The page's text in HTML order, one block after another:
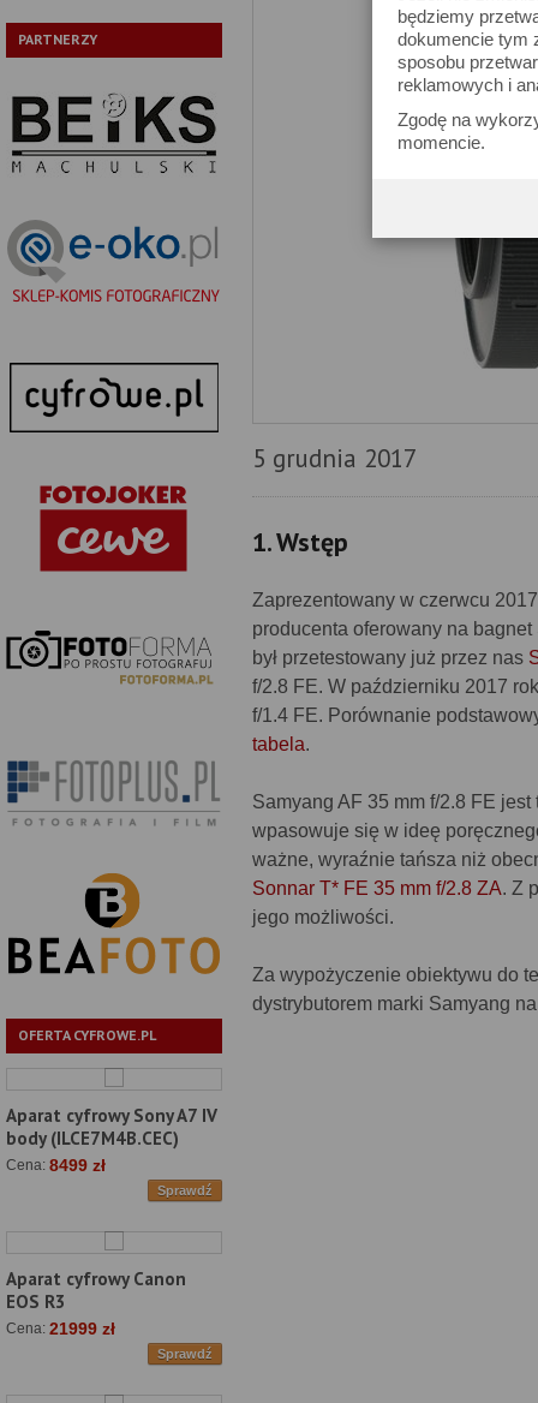
będziemy
dokumencie tym
sposobu
reklamowych i
Zgodę na
momencie.
PARTNERZY
OFERTA CYFROWE.PL
Aparat cyfrowy Sony A7 IV
body (ILCE7M4B.CEC)
Cena: 8499 zł
Sprawdź
Aparat cyfrowy Canon
EOS R3
Cena: 21999 zł
Sprawdź
5 grudnia 2017
1. Wstęp
Zaprezentowany w czerwcu
producenta oferowany na
był przetestowany już przez nas
f/2.8 FE. W październiku 2017
f/1.4 FE. Porównanie
tabela.
Samyang AF 35 mm f/2.8 FE
wpasowuje się w ideę
ważne, wyraźnie tańsza niż
Sonnar T* FE 35 mm f/2.8 ZA. Z
jego możliwości.
Za wypożyczenie obiektywu do
dystrybutorem marki Samyang